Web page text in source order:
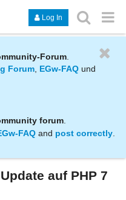
Log In
Forum
Forum, EGw-FAQ und
forum.
FAQ and post correctly
auf PHP 7